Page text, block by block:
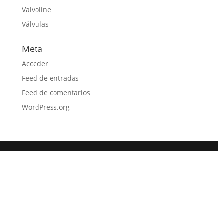
Valvoline
Válvulas
Meta
Acceder
Feed de entradas
Feed de comentarios
WordPress.org